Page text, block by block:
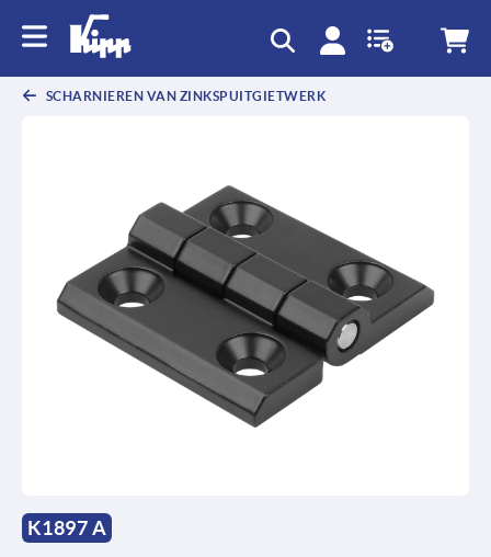
SCHARNIEREN VAN ZINKSPUITGIETWERK
K1897 A